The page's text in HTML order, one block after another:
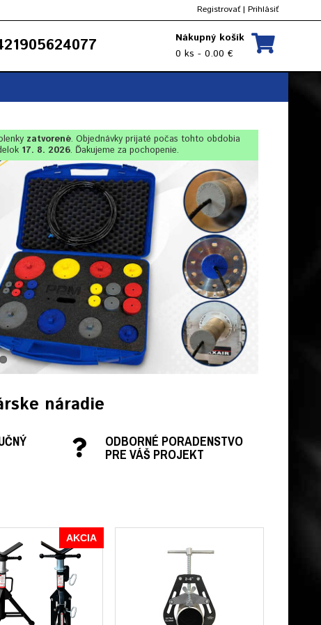
Registrovať | Prihlásiť
Nákupný košík
0 ks - 0.00 €
zatvorené. Objednávky prijaté počas tohto obdobia
17. 8. 2026. Ďakujeme za pochopenie.
náradie
ODBORNÉ PORADENSTVO
PRE VÁŠ PROJEKT
AKCIA